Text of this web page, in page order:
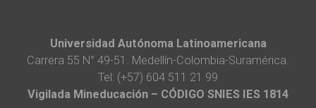
Universidad Autónoma Latinoamericana
Carrera 55 N° 49-51. Medellín-Colombia-Suramérica.
Tel: (+57) 604 511 21 99
Vigilada Mineducación – CÓDIGO SNIES IES 1814